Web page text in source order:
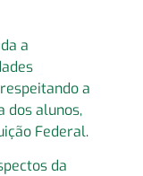
a
a
dos alunos,
Federal.
da